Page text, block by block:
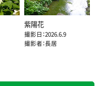
紫陽花
撮影日：2026.6.9
撮影者：長居